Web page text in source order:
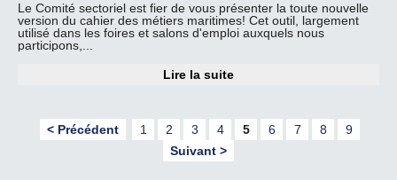
Le Comité sectoriel est fier de vous présenter la toute nouvelle
version du cahier des métiers maritimes! Cet outil, largement
utilisé dans les foires et salons d'emploi auxquels nous
participons,...
Lire la suite
< Précédent 1 2 3 4 5 6 7 8
9
Suivant >